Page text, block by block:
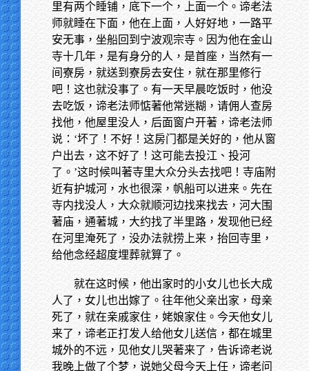
里有两个睡铺，底下一个，上面一个。谛老法
师就睡在下面，他在上面，人好好地，一路平
安无事，坐船回到宁波观宗寺。因为他在金山
寺十几年，是有身分的人，是首座，当然有一
间寮房，就送到寮房去安住，就在那里修行
吧！这也就没事了。有一天早晨吃饭时，他没
去吃饭，谛老法师惦著他常迷糊，请佣人查房
找他，他屋里没人，后面窗户开著，谛老法师
说：‘坏了！不好！这房门都是关好的，他从窗
户出去，这不好了！这可能去投江、投河
了。’这时候叫著寺里大众分头去找吧！寺庙附
近有护城河，水也很深，帆船可以进来。先在
寺内找没人，大众就顺河边找来找去，河大围
著庙，通著城，大约找了半里路，发现他已经
在河里淹死了，没办法就捞上来，抬回寺里，
给他念经超度埋葬就算了。
就在这时候，他出家时的小女儿也长大成
人了，女儿也出嫁了。往年他父亲出家，母亲
死了，就在亲戚家住，姥娘家住。今天他女儿
来了，谛老正打发人给他女儿送信，都在城里
城外的不远，见他女儿哭著来了，告诉谛老说
我晚上做了个梦，说她父母今天上任，谛老问